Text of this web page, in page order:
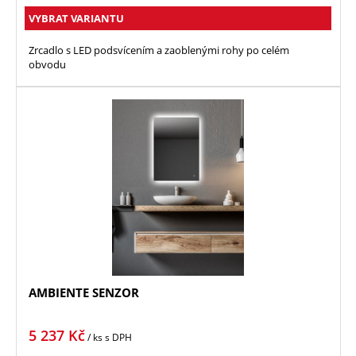
VYBRAT VARIANTU
Zrcadlo s LED podsvícením a zaoblenými rohy po celém
obvodu
AMBIENTE SENZOR
5 237 Kč/ kss DPH